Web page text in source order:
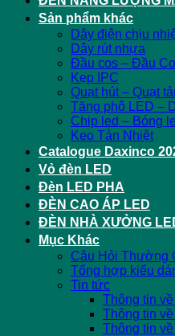
Sản phẩm khác
Dây điện chịu
Dây rút nhựa
Đầu cos – Đầu
Kẹp IPC
Quạt hút – Quạt
Tăng phô LED –
Chip led – Bóng
Keo Tản Nhiệt
Catalogue Daxinco
Vỏ đèn LED
Đèn LED PHA
ĐÈN CAO ÁP LED
ĐÈN NHÀ XƯỞNG
Mục Khác
Câu Hỏi Thường
Tổng hợp kiểu
Tin tức
Thông tin
Thông tin
Thông tin